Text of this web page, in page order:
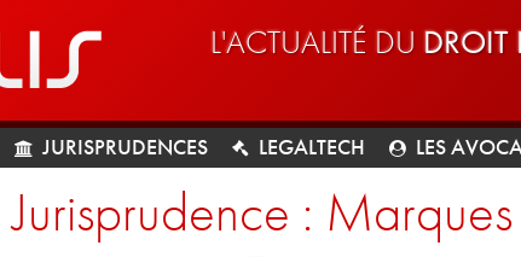
L'ACTUALITÉ DU DROIT
JURISPRUDENCES LEGALTECH LES
Jurisprudence : Marques